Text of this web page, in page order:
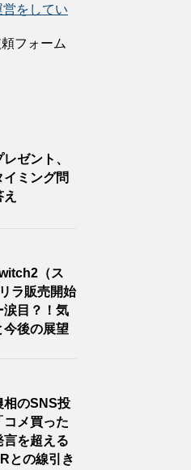
営をしてい
フォーム
ゼント、
ミング問
（ス
ラ販売開始
涙目？！気
今後の展望
相のSNS投
コメ買った
言を超える
との線引き